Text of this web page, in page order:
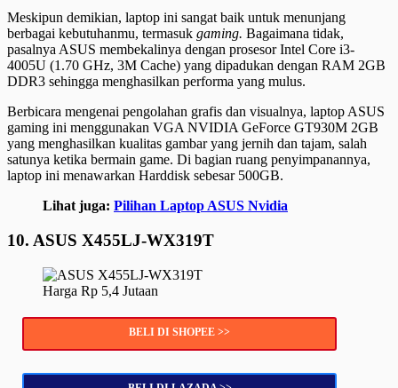
Meskipun demikian, laptop ini sangat baik untuk menunjang
berbagai kebutuhanmu, termasuk gaming. Bagaimana tidak,
pasalnya ASUS membekalinya dengan prosesor Intel Core i3-
4005U (1.70 GHz, 3M Cache) yang dipadukan dengan RAM 2GB
DDR3 sehingga menghasilkan performa yang mulus.
Berbicara mengenai pengolahan grafis dan visualnya, laptop ASUS
gaming ini menggunakan VGA NVIDIA GeForce GT930M 2GB
yang menghasilkan kualitas gambar yang jernih dan tajam, salah
satunya ketika bermain game. Di bagian ruang penyimpanannya,
laptop ini menawarkan Harddisk sebesar 500GB.
Lihat juga: Pilihan Laptop ASUS Nvidia
10. ASUS X455LJ-WX319T
Harga Rp 5,4 Jutaan
BELI DI SHOPEE >>